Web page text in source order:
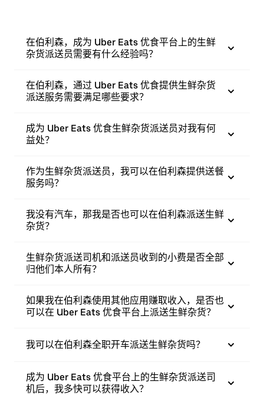
在伯利森，成为 Uber Eats 优食平台上的生鲜
杂货派送员需要有什么经验吗？
在伯利森，通过 Uber Eats 优食提供生鲜杂货
派送服务需要满足哪些要求？
成为 Uber Eats 优食生鲜杂货派送员对我有何
益处？
作为生鲜杂货派送员，我可以在伯利森提供送餐
服务吗？
我没有汽车，那我是否也可以在伯利森派送生鲜
杂货？
生鲜杂货派送司机和派送员收到的小费是否全部
归他们本人所有？
如果我在伯利森使用其他应用赚取收入，是否也
可以在 Uber Eats 优食平台上派送生鲜杂货？
我可以在伯利森全职开车派送生鲜杂货吗？
成为 Uber Eats 优食平台上的生鲜杂货派送司
机后，我多快可以获得收入？